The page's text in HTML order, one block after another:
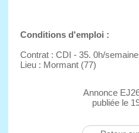
Conditions d'emploi :
Contrat : CDI - 35. 0h/semaine
Lieu : Mormant (77)
Annonce
publiée le